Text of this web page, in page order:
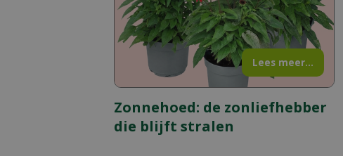
Zonnehoed: de zonliefhebber
die blijft stralen
Lees meer...